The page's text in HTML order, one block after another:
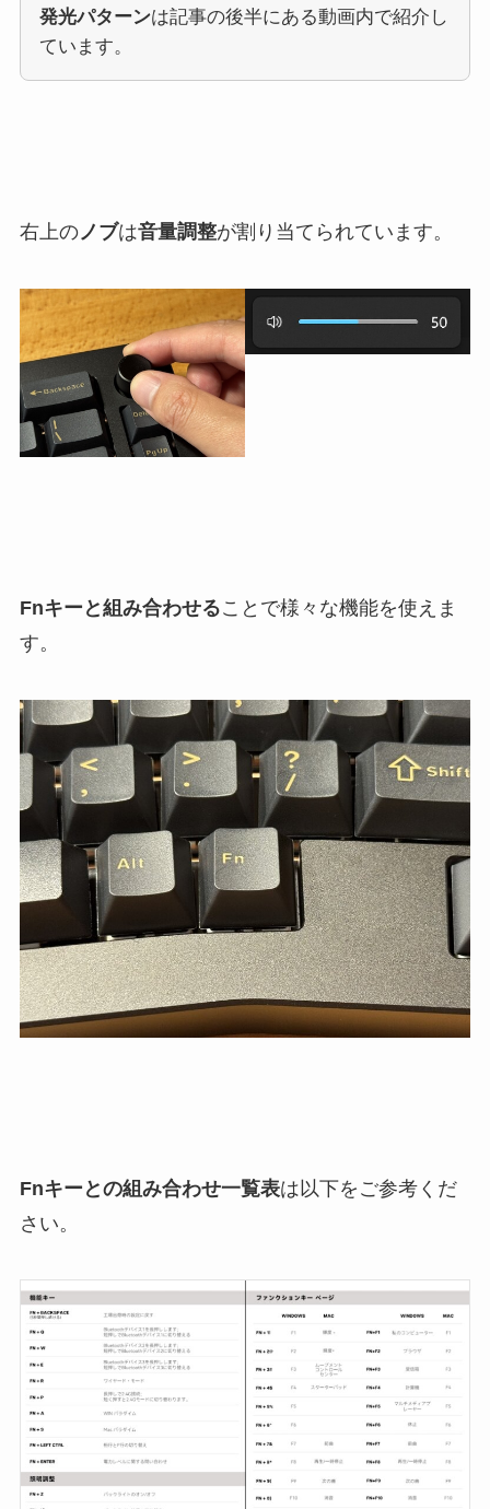
発光パターンは記事の後半にある動画内で紹介し
ています。
右上のノブは音量調整が割り当てられています。
Fnキーと組み合わせることで様々な機能を使えま
す。
Fnキーとの組み合わせ一覧表は以下をご参考くだ
さい。